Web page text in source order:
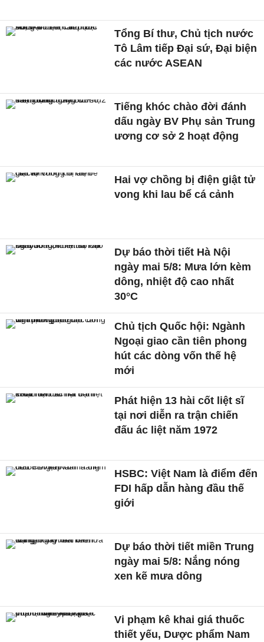
Tổng Bí thư, Chủ tịch nước
Tô Lâm tiếp Đại sứ, Đại biện
các nước ASEAN
Tiếng khóc chào đời đánh
dấu ngày BV Phụ sản Trung
ương cơ sở 2 hoạt động
Hai vợ chồng bị điện giật tử
vong khi lau bể cá cảnh
Dự báo thời tiết Hà Nội
ngày mai 5/8: Mưa lớn kèm
dông, nhiệt độ cao nhất
30°C
Chủ tịch Quốc hội: Ngành
Ngoại giao cần tiên phong
hút các dòng vốn thế hệ
mới
Phát hiện 13 hài cốt liệt sĩ
tại nơi diễn ra trận chiến
đấu ác liệt năm 1972
HSBC: Việt Nam là điểm đến
FDI hấp dẫn hàng đầu thế
giới
Dự báo thời tiết miền Trung
ngày mai 5/8: Nắng nóng
xen kẽ mưa dông
Vi phạm kê khai giá thuốc
thiết yếu, Dược phẩm Nam